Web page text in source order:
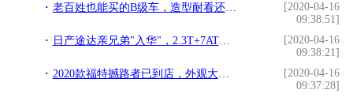
老百姓也能买的B级车，造型耐看还不贵，最低9.49万，最贵21.99万
[2020-04-16
09:38:51]
日产途达亲兄弟"入华"，2.3T+7AT，450N·m，看到它还买山猫吗？
[2020-04-16
09:38:21]
2020款福特撼路者已到店，外观大气，轴距2米85，配国六2.3T+10AT
[2020-04-16
09:37:28]